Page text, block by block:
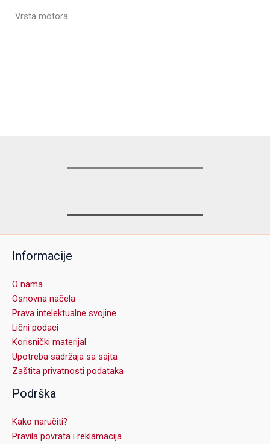
Vrsta motora
Informacije
O nama
Osnovna načela
Prava intelektualne svojine
Lični podaci
Korisnički materijal
Upotreba sadržaja sa sajta
Zaštita privatnosti podataka
Podrška
Kako naručiti?
Pravila povrata i reklamacija